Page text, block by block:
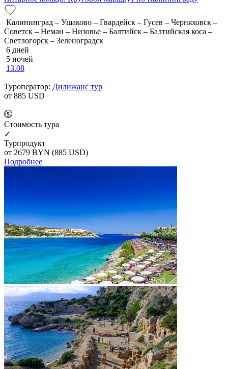
Калининград – Ушаково – Гвардейск – Гусев – Черняховск –
Советск – Неман – Низовье – Балтийск – Балтийская коса –
Светлогорск – Зеленоградск
6 дней
5 ночей
13.08
Туроператор: Дилижанс тур
от 885 USD
Cтоимость тура
✓
Турпродукт
от 2679 BYN (885 USD)
Подробнее